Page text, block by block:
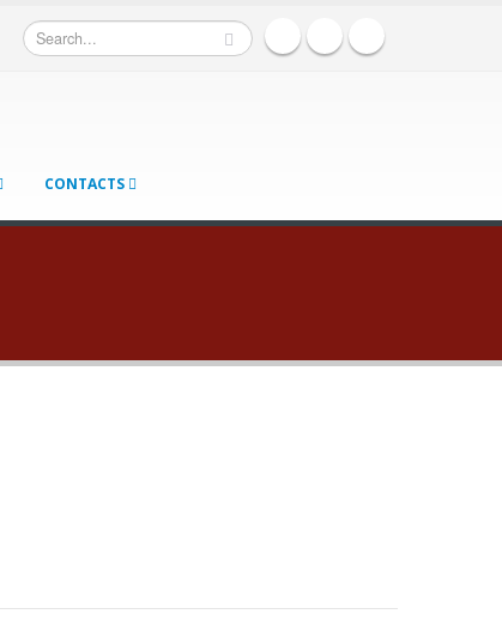
CONTACTS